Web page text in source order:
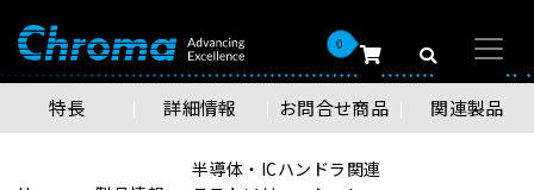
0
特長 詳細情報 お問合せ商品 関連製品
半導体・ICハンドラ関連